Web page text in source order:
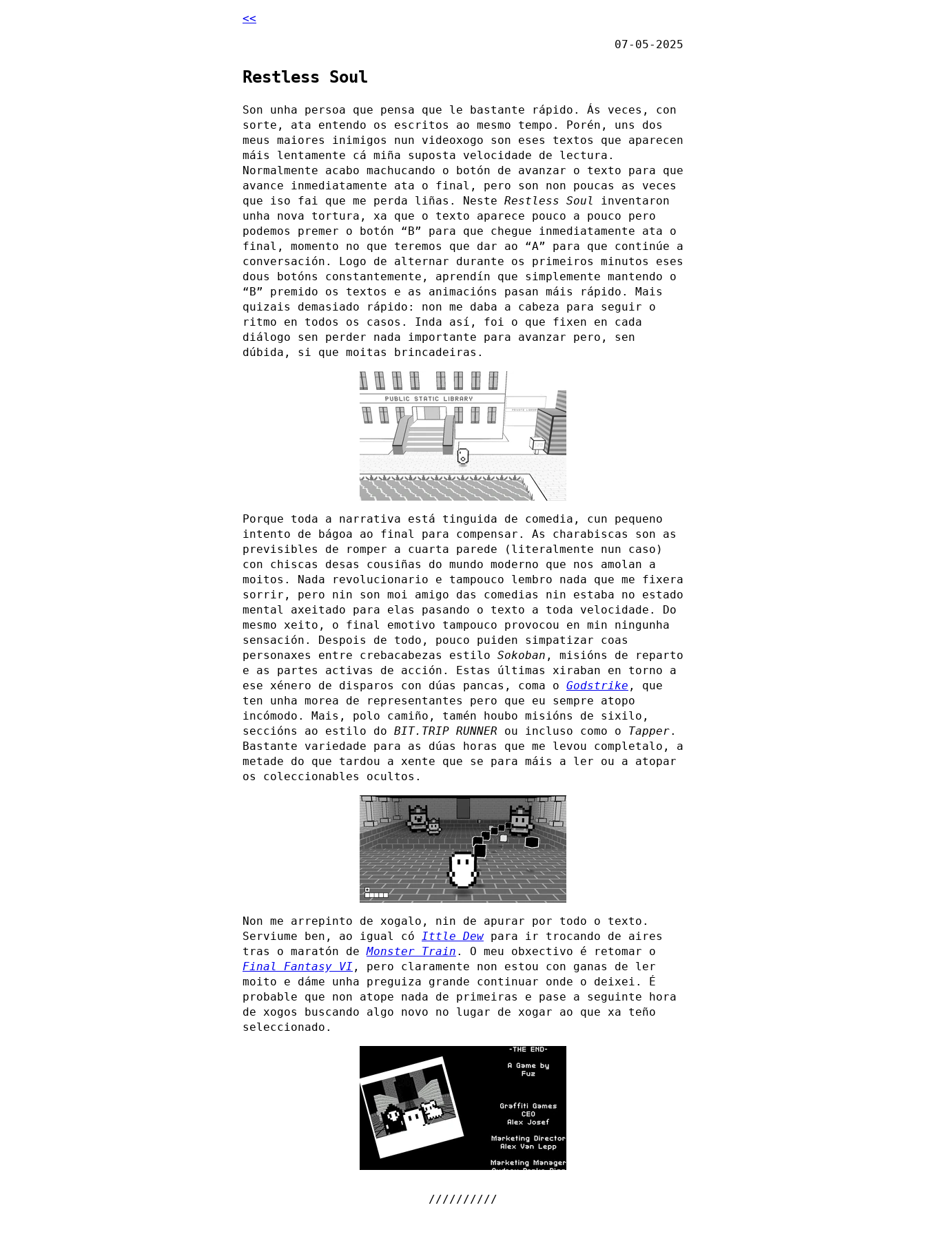
<<
07-05-2025
Restless Soul
Son unha persoa que pensa que le bastante rápido. Ás veces, con
sorte, ata entendo os escritos ao mesmo tempo. Porén, uns dos
meus maiores inimigos nun videoxogo son eses textos que aparecen
máis lentamente cá miña suposta velocidade de lectura.
Normalmente acabo machucando o botón de avanzar o texto para que
avance inmediatamente ata o final, pero son non poucas as veces
que iso fai que me perda liñas. Neste Restless Soul
inventaron
unha nova tortura, xa que o texto aparece pouco a pouco pero
podemos premer o botón “B” para que chegue inmediatamente ata o
final, momento no que teremos que dar ao “A” para que continúe a
conversación. Logo de alternar durante os primeiros minutos eses
dous botóns constantemente, aprendín que simplemente mantendo o
“B” premido os textos e as animacións pasan máis rápido. Mais
quizais demasiado rápido: non me daba a cabeza para seguir o
ritmo en todos os casos. Inda así, foi o que fixen en cada
diálogo sen perder nada importante para avanzar pero, sen
dúbida, si que moitas brincadeiras.
Porque toda a narrativa está tinguida de comedia, cun pequeno
intento de bágoa ao final para compensar. As charabiscas son as
previsibles de romper a cuarta parede (literalmente nun caso)
con chiscas desas cousiñas do mundo moderno que nos amolan a
moitos. Nada revolucionario e tampouco lembro nada que me fixera
sorrir, pero nin son moi amigo das comedias nin estaba no estado
mental axeitado para elas pasando o texto a toda velocidade. Do
mesmo xeito, o final emotivo tampouco provocou en min ningunha
sensación. Despois de todo, pouco puiden simpatizar coas
personaxes entre crebacabezas estilo Sokoban , misións de reparto
e as partes activas de acción. Estas últimas xiraban en torno a
ese xénero de disparos con dúas pancas, coma o Godstrike , que
ten unha morea de representantes pero que eu sempre atopo
incómodo. Mais, polo camiño, tamén houbo misións de sixilo,
seccións ao estilo do BIT.TRIP RUNNER ou incluso como o Tapper.
Bastante variedade para as dúas horas que me levou completalo, a
metade do que tardou a xente que se para máis a ler ou a atopar
os coleccionables ocultos.
Non me arrepinto de xogalo, nin de apurar por todo o texto.
Serviume ben, ao igual có Ittle Dew para ir trocando de aires
tras o maratón deMonster Train . O meu obxectivo é retomar o
Final Fantasy VI , pero claramente non estou con ganas de ler
moito e dáme unha preguiza grande continuar onde o deixei. É
probable que non atope nada de primeiras e pase a seguinte hora
de xogos buscando algo novo no lugar de xogar ao que xa teño
seleccionado.